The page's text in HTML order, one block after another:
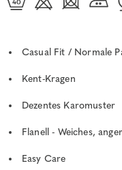
Casual Fit / Normale
Kent-Kragen
Dezentes Karomuster
Flanell - Weiches,
Easy Care